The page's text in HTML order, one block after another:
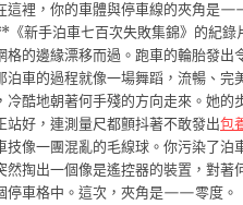
這裡，你的車體與停車線的夾角是
新手泊車七百次失敗集錦》的紀
格的邊緣漂移而過。跑車的輪胎發
車的過程就像一場舞蹈，流暢、
酷地朝著何手殘的方向走來。她的
好，連測量尺都顫抖著不敢發出包
技像一團混亂的毛線球。你污染了
然掏出一個像是遙控器的裝置，對
停車格中。這次，夾角是——零度。